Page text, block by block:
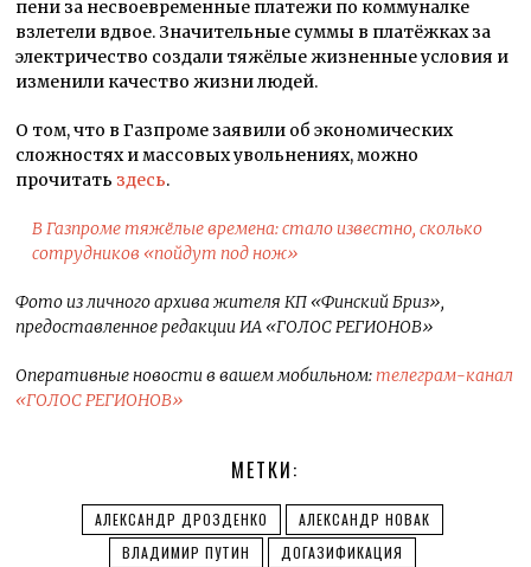
пени за несвоевременные платежи по коммуналке
взлетели вдвое. Значительные суммы в платёжках за
электричество создали тяжёлые жизненные условия и
изменили качество жизни людей.
О том, что в Газпроме заявили об экономических
сложностях и массовых увольнениях, можно
прочитать здесь.
В Газпроме тяжёлые времена: стало известно, сколько
сотрудников «пойдут под нож»
Фото из личного архива жителя КП «Финский Бриз»,
предоставленное редакции ИА «ГОЛОС РЕГИОНОВ»
Оперативные новости в вашем мобильном:телеграм-канал
«ГОЛОС РЕГИОНОВ»
МЕТКИ:
АЛЕКСАНДР ДРОЗДЕНКО
АЛЕКСАНДР НОВАК
ВЛАДИМИР ПУТИН
ДОГАЗИФИКАЦИЯ